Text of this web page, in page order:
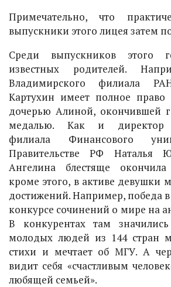
Примечательно, что
выпускники этого лицея затем
Среди выпускников этого
известных родителей.
Владимирского филиала
Картухин имеет полное право
дочерью Алиной,
медалью. Как и директор
филиала Финансового
Правительстве РФ Наталья
Ангелина блестяще
кроме этого, в активе девушки
достижений. Например, победа
конкурсе сочинений о мире на
В конкурентах там
молодых людей из 144 стран
стихи и мечтает об МГУ. А
видит себя «счастливым
любящей семьей».